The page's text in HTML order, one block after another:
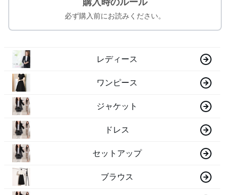
購入時のルール
必ず購入前にお読みください。
レディース
ワンピース
ジャケット
ドレス
セットアップ
ブラウス